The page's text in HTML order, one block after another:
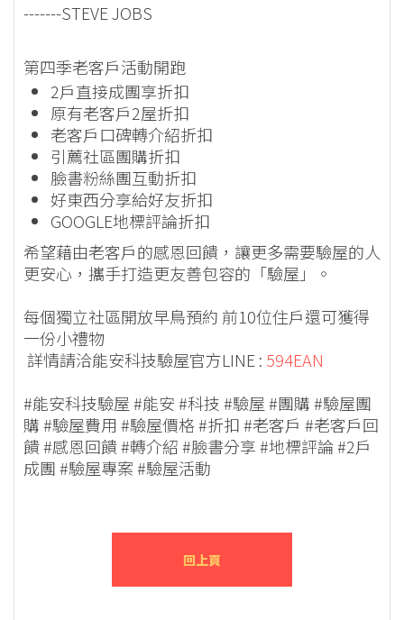
-------STEVE JOBS
第四季老客戶活動開跑
2戶直接成團享折扣
原有老客戶2屋折扣
老客戶口碑轉介紹折扣
引薦社區團購折扣
臉書粉絲團互動折扣
好東西分享給好友折扣
GOOGLE地標評論折扣
希望藉由老客戶的感恩回饋，讓更多需要驗屋的人
更安心，攜手打造更友善包容的「驗屋」。
每個獨立社區開放早鳥預約 前10位住戶還可獲得
一份小禮物
詳情請洽能安科技驗屋官方LINE : 594EAN
#能安科技驗屋 #能安 #科技 #驗屋 #團購 #驗屋團
購 #驗屋費用 #驗屋價格 #折扣 #老客戶 #老客戶回
饋 #感恩回饋 #轉介紹 #臉書分享 #地標評論 #2戶
成團 #驗屋專案 #驗屋活動
回上頁